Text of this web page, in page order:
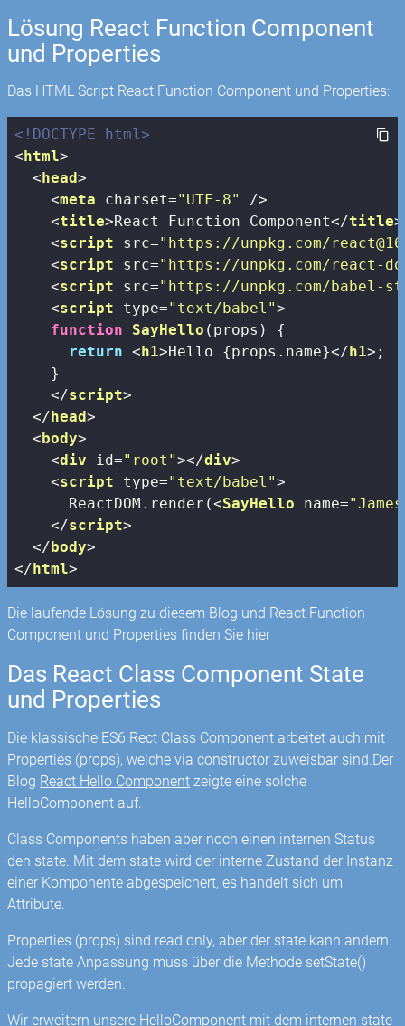
Lösung React Function Component
und Properties
Das HTML Script React Function Component und Properties:
<!DOCTYPE html>
< html>
< head>
<meta charset="UTF-8"
/>
<title>React Function Component</title>
<script src="https://unpkg.com/
<script src="https://unpkg.com/react-
<script src="https://unpkg.com/babel-
<script type="text/babel">
function
SayHello ( props ) {
return < h1>Hello {props.name}</ h1> ;
    }
</script>
</ head>
< body>
<div id="root"></div>
<script type="text/babel">
      ReactDOM.render(
<SayHello name=
</script>
</ body>
</ html>
Die laufende Lösung zu diesem Blog und React Function
Component und Properties finden Sie hier
Das React Class Component State
und Properties
Die klassische ES6 Rect Class Component arbeitet auch mit
Properties (props), welche via constructor zuweisbar sind.Der
Blog React Hello Component zeigte eine solche
HelloComponent auf.
Class Components haben aber noch einen internen Status
den state. Mit dem state wird der interne Zustand der Instanz
einer Komponente abgespeichert, es handelt sich um
Attribute.
Properties (props) sind read only, aber der state kann ändern.
Jede state Anpassung muss über die Methode setState()
propagiert werden.
Wir erweitern unsere HelloComponent mit dem internen state